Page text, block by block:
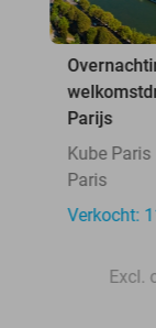
Parijs
Kube Paris
Paris
Verkocht:
Excl.